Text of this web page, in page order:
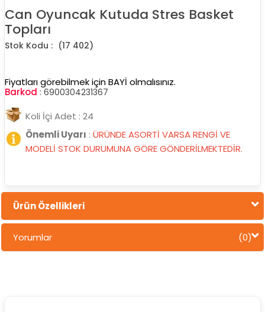
Can Oyuncak Kutuda Stres Basket
Topları
(17 402)
Fiyatları görebilmek için BAYİ olmalısınız.
Barkod : 6900304231367
Koli İçi Adet : 24
Önemli Uyarı : ÜRÜNDE ASORTİ VARSA RENGİ VE
MODELİ STOK DURUMUNA GÖRE GÖNDERİLMEKTEDİR.
Ürün Özellikleri
Yorumlar (0)